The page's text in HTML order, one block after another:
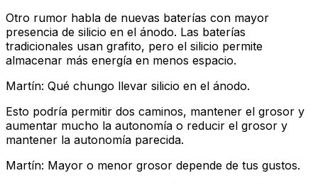
Otro rumor habla de nuevas baterías con mayor
presencia de silicio en el ánodo. Las baterías
tradicionales usan grafito, pero el silicio permite
almacenar más energía en menos espacio.
Martín: Qué chungo llevar silicio en el ánodo.
Esto podría permitir dos caminos, mantener el grosor y
aumentar mucho la autonomía o reducir el grosor y
mantener la autonomía parecida.
Martín: Mayor o menor grosor depende de tus gustos.